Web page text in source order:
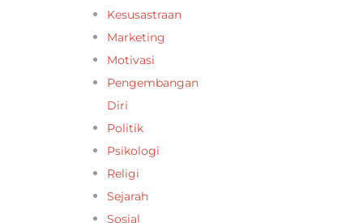
Kesusastraan
Marketing
Motivasi
Pengembangan
Diri
Politik
Psikologi
Religi
Sejarah
Sosial